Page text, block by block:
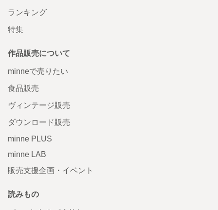
ランキング
特集
作品販売について
minneで売りたい
食品販売
ヴィンテージ販売
ダウンロード販売
minne PLUS
minne LAB
販売支援企画・イベント
読みもの